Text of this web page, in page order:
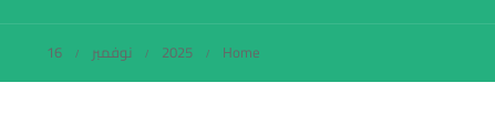
Home
2025 نوفمبر 16